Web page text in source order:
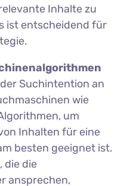
Inhalte zu
ist entscheidend für
Suchintention an
wie
um
Inhalten für eine
besten geeignet ist.
die die
ansprechen,